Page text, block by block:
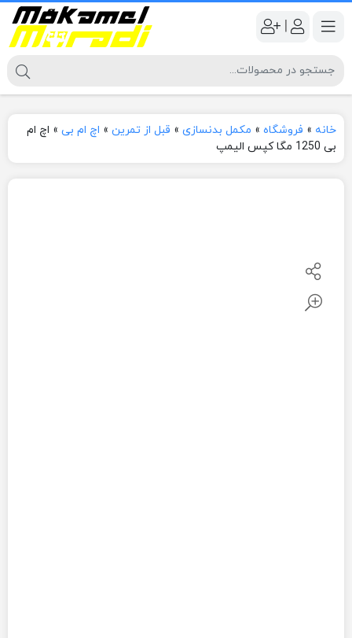
|
خانه » فروشگاه » مکمل بدنسازی » قبل از تمرین » اچ ام بی » اچ ام
بی 1250 مگا کپس الیمپ